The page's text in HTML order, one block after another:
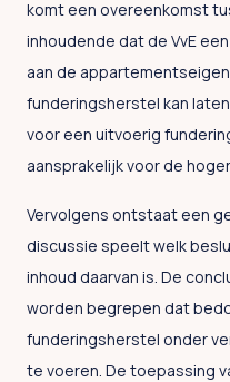
komt een overeenkomst
inhoudende dat de VvE
aan de
funderingsherstel kan
voor een uitvoerig
aansprakelijk voor de
Vervolgens ontstaat een
discussie speelt welk
inhoud daarvan is. De
worden begrepen dat
funderingsherstel onder
te voeren. De toepassing